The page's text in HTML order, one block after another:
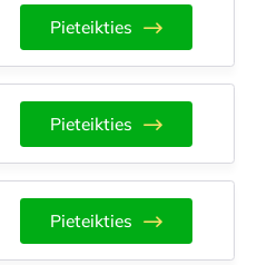
Pieteikties
Pieteikties
Pieteikties